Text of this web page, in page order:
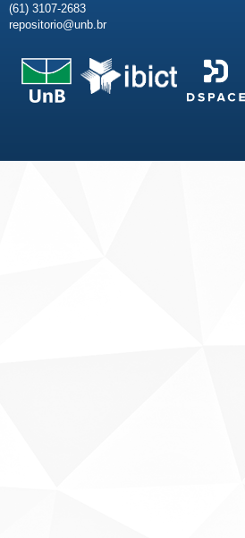
(61) 3107-2683
repositorio@unb.br